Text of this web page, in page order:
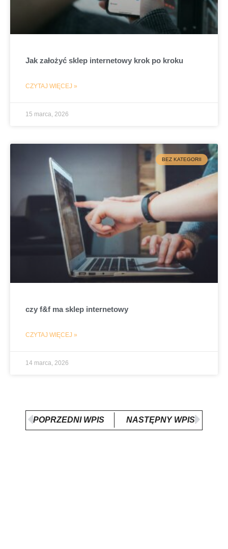
Jak założyć sklep internetowy krok po kroku
CZYTAJ WIĘCEJ »
15 marca, 2026
BEZ KATEGORII
czy f&f ma sklep internetowy
CZYTAJ WIĘCEJ »
14 marca, 2026
Prev
POPRZEDNI WPIS NASTĘPNY WPISNext